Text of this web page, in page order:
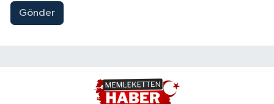
Gönder